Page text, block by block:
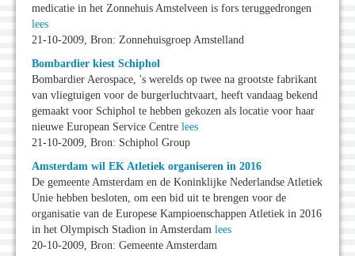
medicatie in het Zonnehuis Amstelveen is fors teruggedrongen
lees
21-10-2009, Bron: Zonnehuisgroep Amstelland
Bombardier kiest Schiphol
Bombardier Aerospace, 's werelds op twee na grootste fabrikant
van vliegtuigen voor de burgerluchtvaart, heeft vandaag bekend
gemaakt voor Schiphol te hebben gekozen als locatie voor haar
nieuwe European Service Centre lees
21-10-2009, Bron: Schiphol Group
Amsterdam wil EK Atletiek organiseren in 2016
De gemeente Amsterdam en de Koninklijke Nederlandse Atletiek
Unie hebben besloten, om een bid uit te brengen voor de
organisatie van de Europese Kampioenschappen Atletiek in 2016
in het Olympisch Stadion in Amsterdam lees
20-10-2009, Bron: Gemeente Amsterdam